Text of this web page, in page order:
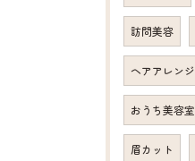
訪問美容
ヘアアレンジ
おうち美容室
眉カット